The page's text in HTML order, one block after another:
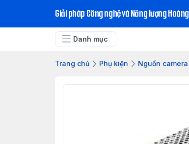
Giải pháp Công nghệ và Năng lượng
Danh mục
Trang chủ Phụ kiện Nguồn camera